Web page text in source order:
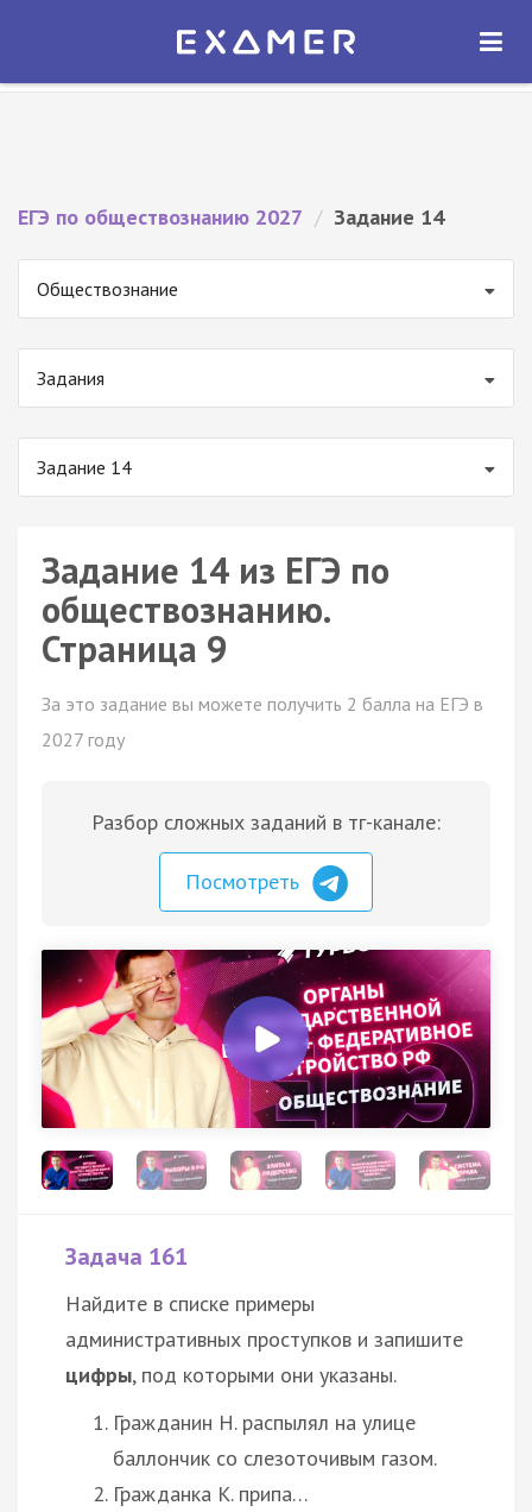
Экзамер — ЕГЭ 2027
ОТКРЫТЬ
ЕГЭ по обществознанию 2027 / Задание 14
Обществознание
Задания
Задание 14
Задание 14 из ЕГЭ по
обществознанию.
Страница 9
За это задание вы можете получить 2 балла на ЕГЭ в
2027 году
Разбор сложных заданий в тг-канале:
Посмотреть
Задача 161
Найдите в списке примеры
административных проступков и запишите
цифры, под которыми они указаны.
Гражданин Н. распылял на улице
баллончик со слезоточивым газом.
Гражданка К. припа…